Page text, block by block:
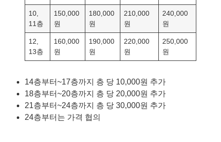
10,
11층
150,000
원
180,000
원
210,000
원
240,000
원
12,
13층
160,000
원
190,000
원
220,000
원
250,000
원
14층부터~17층까지 층 당 10,000원 추가
18층부터~20층까지 층 당 20,000원 추가
21층부터~24층까지 층 당 30,000원 추가
24층부터는 가격 협의